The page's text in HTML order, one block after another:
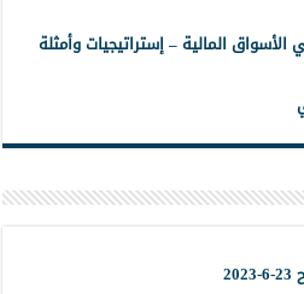
المالية – إستراتيجيات وأمثلة